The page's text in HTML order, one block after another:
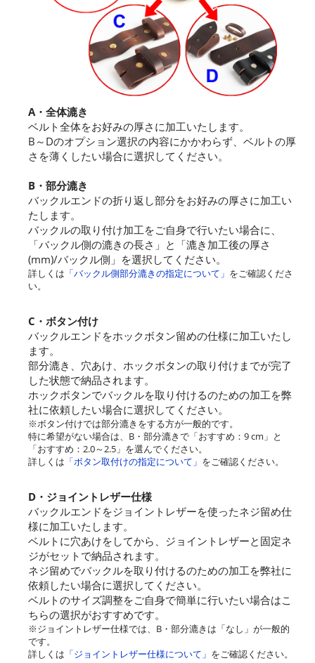
A・全体漉き
ベルト全体をお好みの厚さに加工いたします。
B～Dのオプション選択の内容にかかわらず、ベルトの厚
さを薄くしたい場合に選択してください。
B・部分漉き
バックルエンドの折り返し部分をお好みの厚さに加工い
たします。
バックルの取り付け加工をご自身で行いたい場合に、
「バックル側の漉きの長さ」と「漉き加工後の厚さ
(mm)/バックル側」を選択してください。
詳しくは 「バックル側部分漉きの指定について」 をご確認くださ
い。
C・ボタン付け
バックルエンドをホックボタン留めの仕様に加工いたし
ます。
部分漉き、穴あけ、ホックボタンの取り付けまでが完了
した状態で納品されます。
ホックボタンでバックルを取り付けるのための加工を弊
社に依頼したい場合に選択してください。
※ボタン付けでは部分漉きをする方が一般的です。
特に希望がない場合は、B・部分漉きで「おすすめ：9 cm」と
「おすすめ：2.0～2.5」を選んでください。
詳しくは 「ボタン取付けの指定について」 をご確認ください。
D・ジョイントレザー仕様
バックルエンドをジョイントレザーを使ったネジ留め仕
様に加工いたします。
ベルトに穴あけをしてから、ジョイントレザーと固定ネ
ジがセットで納品されます。
ネジ留めでバックルを取り付けるのための加工を弊社に
依頼したい場合に選択してください。
ベルトのサイズ調整をご自身で簡単に行いたい場合はこ
ちらの選択がおすすめです。
※ジョイントレザー仕様では、B・部分漉きは「なし」が一般的
です。
詳しくは 「ジョイントレザー仕様について」 をご確認ください。